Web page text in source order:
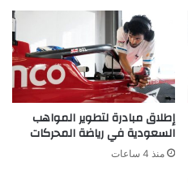
إطلاق مبادرة لتطوير المواهب
السعودية في رياضة المحركات
منذ 4 ساعات